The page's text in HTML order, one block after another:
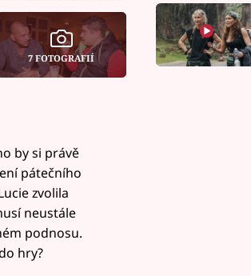
7 FOTOGRAFIÍ
by si právě
pátečního
zvolila
neustále
podnosu.
hry?